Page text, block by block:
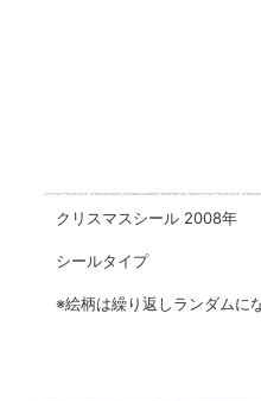
クリスマスシール 2008年
シールタイプ
※絵柄は繰り返しランダムに